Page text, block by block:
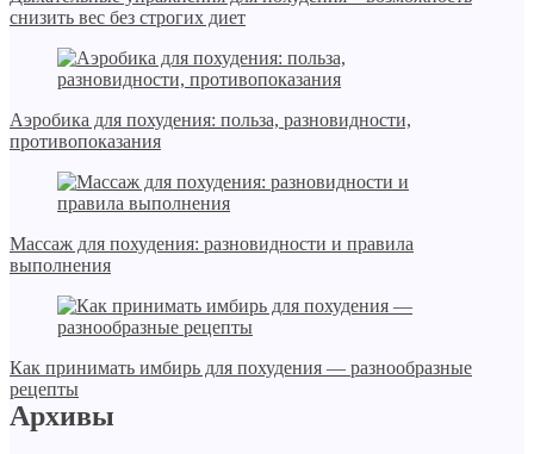
снизить вес без строгих диет
Аэробика для похудения: польза, разновидности,
противопоказания
Массаж для похудения: разновидности и правила
выполнения
Как принимать имбирь для похудения — разнообразные
рецепты
Архивы